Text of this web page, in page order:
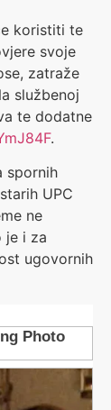
koristiti te
svoje
zatraže
službenoj
te dodatne
.
spornih
UPC
ne
je i za
ugovornih